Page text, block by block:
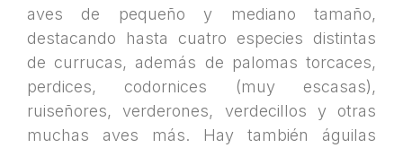
aves de pequeño y mediano tamaño,
destacando hasta cuatro especies distintas
de currucas, además de palomas torcaces,
perdices, codornices (muy escasas),
ruiseñores, verderones, verdecillos y otras
muchas aves más. Hay también águilas